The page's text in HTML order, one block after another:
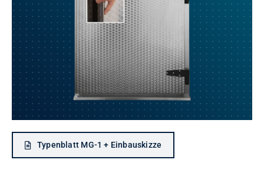
Kontakt
Typenblatt MG-1 + Einbauskizze